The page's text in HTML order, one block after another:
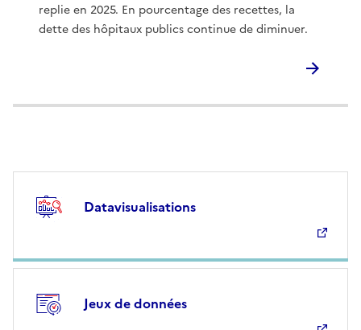
replie en 2025. En pourcentage des recettes, la
dette des hôpitaux publics continue de diminuer.
Datavisualisations
Jeux de données